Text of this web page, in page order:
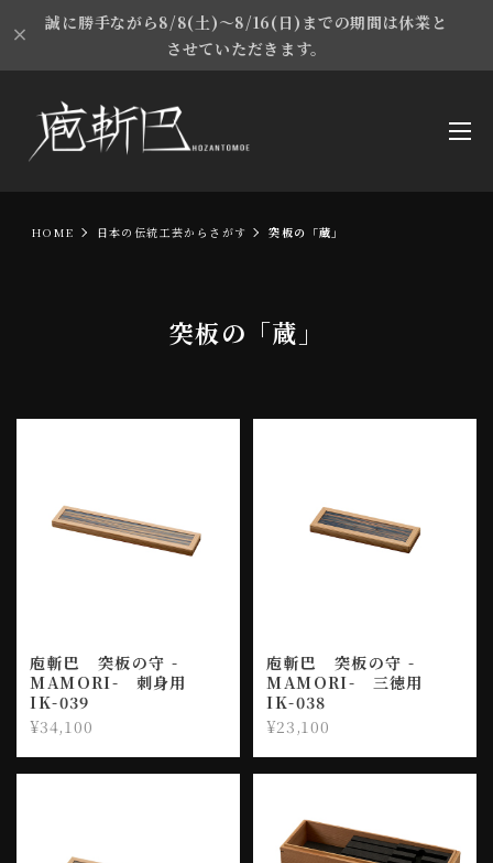
誠に勝手ながら8/8(土)～8/16(日)までの期間は休業と
させていただきます。
HOME 日本の伝統工芸からさがす 突板の「蔵」
突板の「蔵」
庖斬巴 突板の守 -
MAMORI- 刺身用
IK-039
¥34,100
庖斬巴 突板の守 -
MAMORI- 三徳用
IK-038
¥23,100